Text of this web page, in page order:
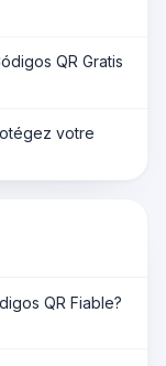
QR Gratis
votre
QR Fiable?